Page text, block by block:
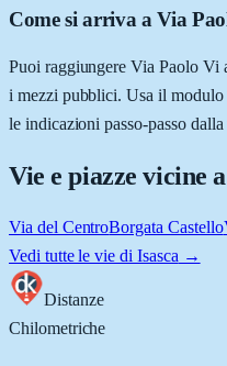
Come si arriva a Via
Puoi raggiungere Via Paolo Vi
i mezzi pubblici. Usa il modulo
le indicazioni passo-passo
Vie e piazze vicine a
Via del CentroBorgata Castello
Vedi tutte le vie di Isasca →
Distanze
Chilometriche